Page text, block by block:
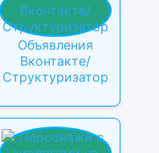
Объявления
Вконтакте/
Структуризатор